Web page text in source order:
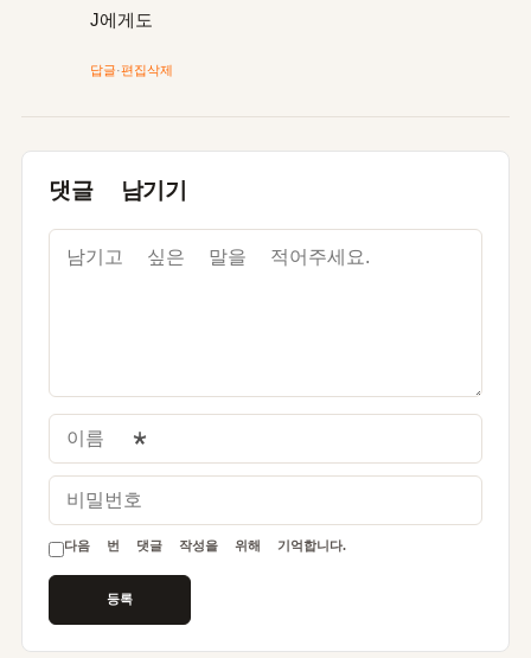
J에게도
답글·편집삭제
댓글 남기기
이름
비밀번호
다음 번 댓글 작성을 위해 기억합니다.